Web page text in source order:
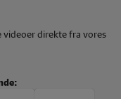
direkte fra vores